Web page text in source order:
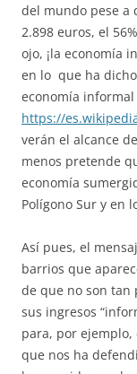
del mundo pese a
2.898 euros, el
ojo, ¡la economía
en lo que ha
economía informal
https://
verán el alcance
menos pretende
economía
Polígono Sur y en
Así pues, el
barrios que
de que no son tan
sus ingresos
para, por
que nos ha